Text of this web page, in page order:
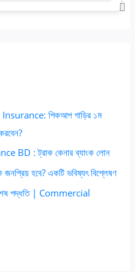
পিকআপ গাড়ির ১ম
BD : ট্রাক কেনার ব্যাংক লোন
হবে? একটি ভবিষ্যৎ বিশ্লেষণ
পদ্ধতি | Commercial